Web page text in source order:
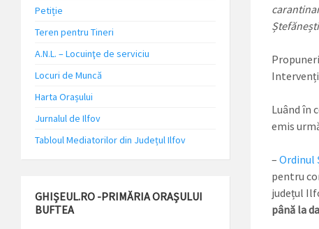
Luând în
emis
– Ordinul
pentru
județul
până la
Petiție
Teren pentru Tineri
A.N.L. – Locuinţe de serviciu
Locuri de Muncă
Harta Orașului
Jurnalul de Ilfov
Tabloul Mediatorilor din Județul Ilfov
GHIȘEUL.RO -PRIMĂRIA ORAȘULUI
BUFTEA